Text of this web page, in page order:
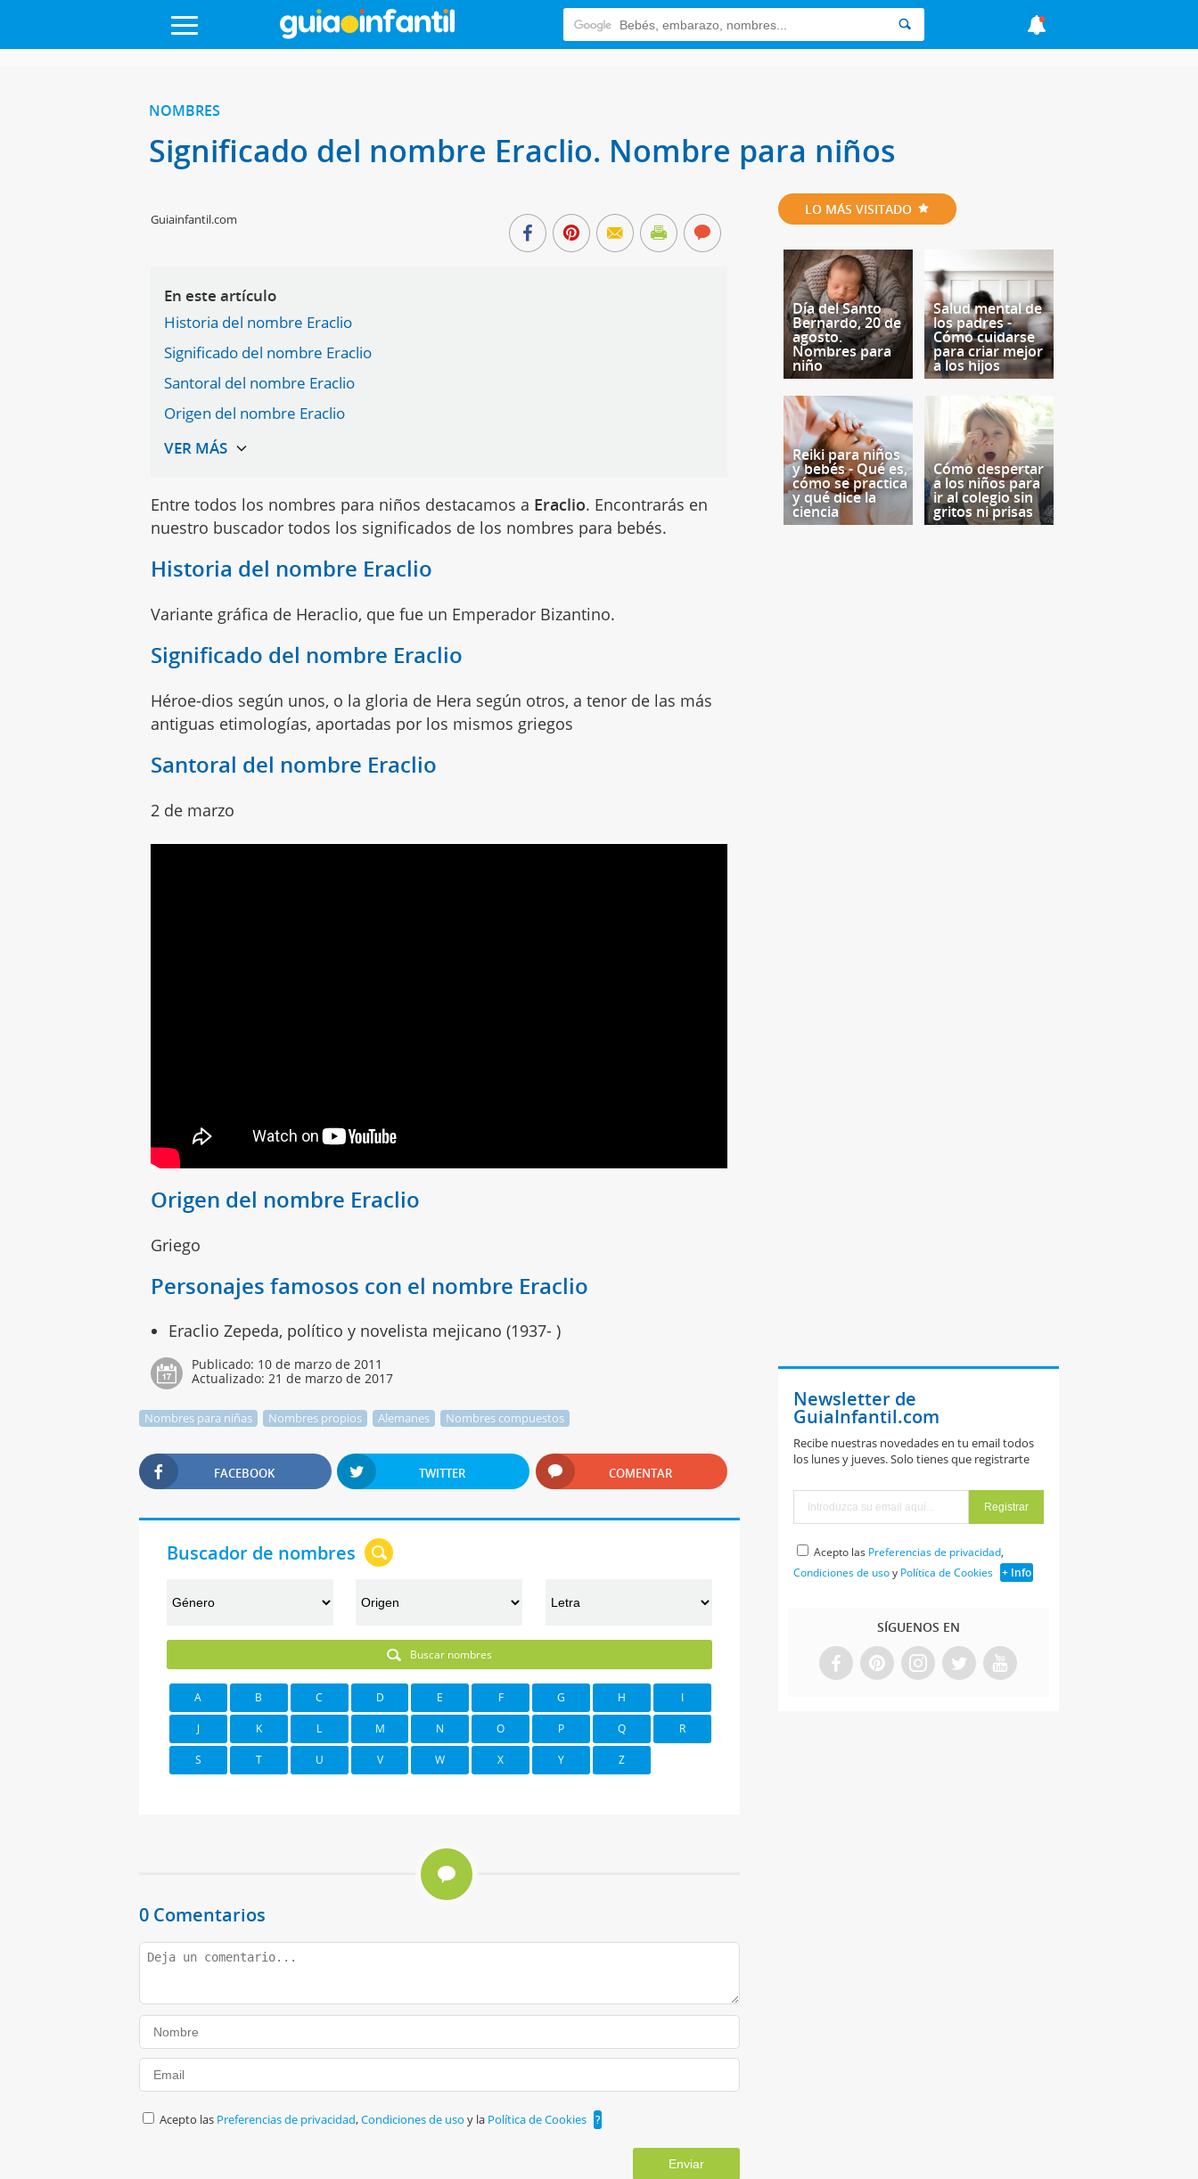
NOMBRES
Significado del nombre Eraclio. Nombre para niños
Guiainfantil.com
En este artículo
Historia del nombre Eraclio
Significado del nombre Eraclio
Santoral del nombre Eraclio
Origen del nombre Eraclio
Entre todos los nombres para niños destacamos a Eraclio. Encontrarás en
nuestro buscador todos los significados de los nombres para bebés.
Historia del nombre Eraclio
Variante gráfica de Heraclio, que fue un Emperador Bizantino.
Significado del nombre Eraclio
Héroe-dios según unos, o la gloria de Hera según otros, a tenor de las más
antiguas etimologías, aportadas por los mismos griegos
Santoral del nombre Eraclio
2 de marzo
Origen del nombre Eraclio
Griego
Personajes famosos con el nombre Eraclio
Eraclio Zepeda, político y novelista mejicano (1937- )
Publicado: 10 de marzo de 2011
Actualizado: 21 de marzo de 2017
Nombres para niñas Nombres propios Alemanes Nombres compuestos
FACEBOOK TWITTER COMENTAR
Buscador de nombres
Buscar nombres
A B C D E F G H I
J K L M N O P Q R
S T U V W X Y Z
0 Comentarios
Acepto las Preferencias de privacidad,Condiciones de uso y la Política de Cookies ?
Enviar
LO MÁS VISITADO
Día del Santo
Bernardo, 20 de
agosto.
Nombres para
niño
Salud mental de
los padres -
Cómo cuidarse
para criar mejor
a los hijos
Reiki para niños
y bebés - Qué es,
cómo se practica
y qué dice la
ciencia
Cómo despertar
a los niños para
ir al colegio sin
gritos ni prisas
Newsletter de
GuiaInfantil.com
Recibe nuestras novedades en tu email todos
los lunes y jueves. Solo tienes que registrarte
Acepto las Preferencias de privacidad,
Condiciones de usoy Política de Cookies + Info
SÍGUENOS EN